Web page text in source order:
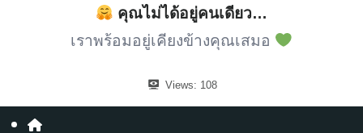
คุณไม่ได้อยู่คนเดียว…
เราพร้อมอยู่เคียงข้างคุณเสมอ
Views: 108